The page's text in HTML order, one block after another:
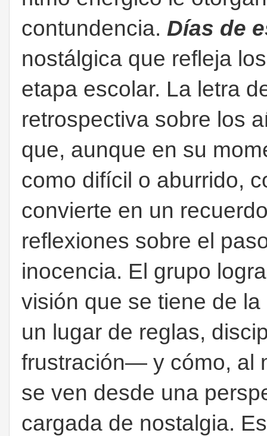
contundencia. Días de
nostálgica que refleja
etapa escolar. La letra
retrospectiva sobre los
que, aunque en su
como difícil o aburrido,
convierte en un
reflexiones sobre el
inocencia. El grupo
visión que se tiene de
un lugar de reglas,
frustración— y cómo, al
se ven desde una
cargada de nostalgia.